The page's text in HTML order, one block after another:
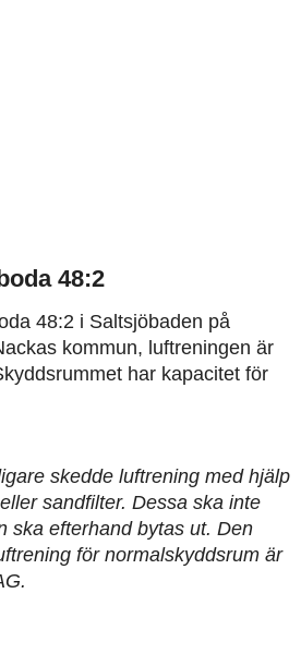
48:2
48:2 i Saltsjöbaden på
kommun, luftreningen är
har kapacitet för
skedde luftrening med hjälp
sandfilter. Dessa ska inte
ska efterhand bytas ut. Den
för normalskyddsrum är